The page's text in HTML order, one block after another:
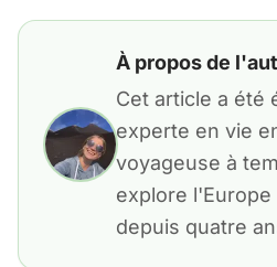
À propos de
Cet article a été
experte en vie
voyageuse à
explore
depuis quatre